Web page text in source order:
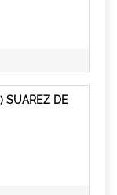
SUAREZ DE